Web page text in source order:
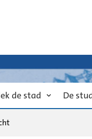
de stad De